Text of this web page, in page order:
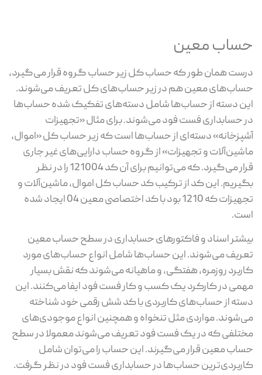
حساب معین
درست همان طور که حساب کل زیر حساب گروه قرار می‌گیرد،
حساب‌های معین هم در زیر حساب‌های کل تعریف می‌شوند.
این دسته از حساب‌ها شامل دسته‌های تفکیک شده حساب‌ها
در حسابداری فست فود می‌شوند. برای مثال «تجهیزات
آشپزخانه» دسته‌ای از حساب‌ها است که زیر حساب کل «اموال،
ماشین‌آلات و تجهیزات» از گروه حساب دارایی‌های غیر جاری
قرار می‌گیرد. که می‌توانیم برای آن کد 121004 را در نظر
بگیریم. این کد از ترکیب کد حساب کل اموال، ماشین‌آلات و
تجهیزات که 1210 بود با کد اختصاصی معین 04 ایجاد شده
است.
بیشتر اسناد و فاکتورهای حسابداری در سطح حساب معین
تعریف می‌شوند. این حساب‌ها شامل انواع حساب‌های مورد
کاربرد روزمره، هفتگی، و ماهیانه می‌شوند که نقش بسیار
مهمی در کارکرد یک کسب و کار فست فود ایفا می‌کنند. این
دسته از حساب‌های کاربردی با کد شش رقمی خود شناخته
می‌شوند. مواردی مثل تنخواه و همچنین انواع موجودی‌های
مختلفی که در یک فست فود تعریف می‌شوند معمولا در سطح
حساب معین قرار می‌گیرند. این حساب را می‌توان شامل
کاربردی‌ترین حساب‌ها در حسابداری فست‌ فود در نظر گرفت.